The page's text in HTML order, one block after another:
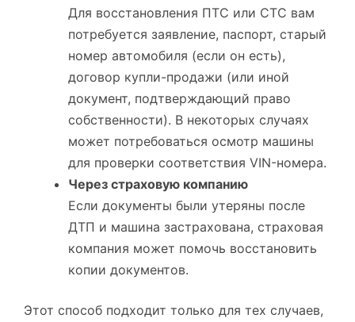
Для восстановления ПТС или СТС вам
потребуется заявление, паспорт, старый
номер автомобиля (если он есть),
договор купли-продажи (или иной
документ, подтверждающий право
собственности). В некоторых случаях
может потребоваться осмотр машины
для проверки соответствия VIN-номера.
Через страховую компанию
Если документы были утеряны после
ДТП и машина застрахована, страховая
компания может помочь восстановить
копии документов.
Этот способ подходит только для тех случаев,